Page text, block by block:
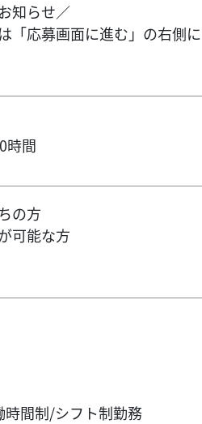
知らせ／
「応募画面に進む」の右側
時間
の方
可能な方
間制/シフト制勤務